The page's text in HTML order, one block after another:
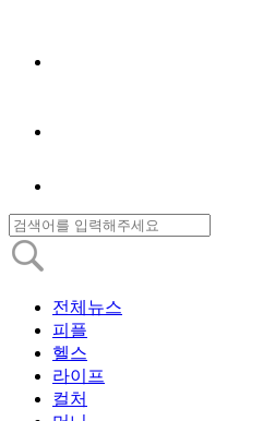
전체뉴스
피플
헬스
라이프
컬처